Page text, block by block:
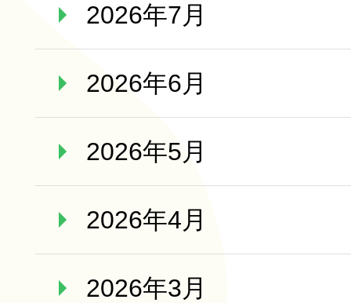
2026年7月
2026年6月
2026年5月
2026年4月
2026年3月